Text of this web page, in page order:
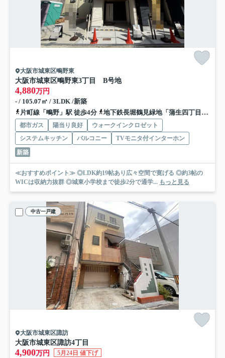
大阪市城東区鴫野東
大阪市城東区鴫野東3丁目 B号地
4,880万円
- / 105.07㎡ / 3LDK /新築
片町線「鴫野」駅 徒歩4分
地下鉄長堀鶴見緑地「蒲生四丁目」駅 徒歩18分
都市ガス 陽当り良好
ウォークインクロゼット
システムキッチン
バルコニー
TVモニタ付インターホン
新築
≪おすすめポイント≫ ◎LDK約19帖あり広々空間で寛げる ◎約3帖の
WICは収納力抜群 ◎城東小学校まで徒歩2分で通学... もっと見る
中古一戸建
大阪市城東区諏訪
大阪市城東区諏訪4丁目
4,900万円 5月24日 値下げ